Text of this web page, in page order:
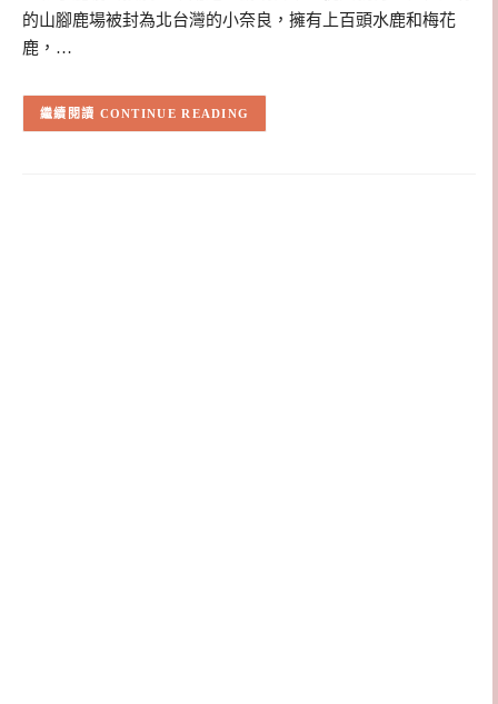
的山腳鹿場被封為北台灣的小奈良，擁有上百頭水鹿和梅花
鹿，…
CONTINUE READING